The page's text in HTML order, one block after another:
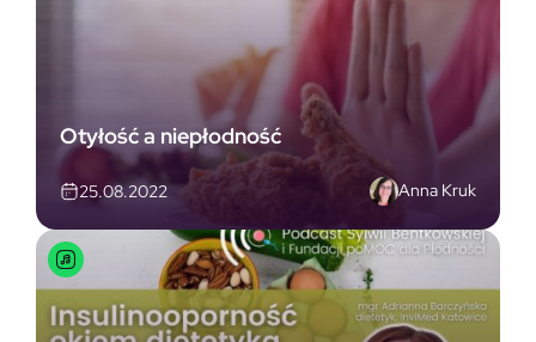
Otyłość a niepłodność
25.08.2022 Anna Kruk